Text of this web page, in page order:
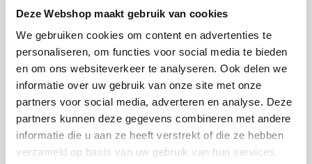
Deze Webshop maakt gebruik van cookies
We gebruiken cookies om content en advertenties te
personaliseren, om functies voor social media te bieden
en om ons websiteverkeer te analyseren. Ook delen we
informatie over uw gebruik van onze site met onze
partners voor social media, adverteren en analyse. Deze
partners kunnen deze gegevens combineren met andere
informatie die u aan ze heeft verstrekt of die ze hebben
verzameld op basis van uw gebruik van hun services.
werd deze al bezorgd. Super
artikel is zeer mooi
eenvoudig te